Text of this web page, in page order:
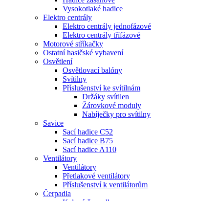
Vysokotlaké hadice
Elektro centrály
Elektro centrály jednofázové
Elektro centrály třífázové
Motorové stříkačky
Ostatní hasičské vybavení
Osvětlení
Osvětlovací balóny
Svítilny
Příslušenství ke svítilnám
Držáky svítilen
Žárovkové moduly
Nabíječky pro svítilny
Savice
Sací hadice C52
Sací hadice B75
Sací hadice A110
Ventilátory
Ventilátory
Přetlakové ventilátory
Příslušenství k ventilátorům
Čerpadla